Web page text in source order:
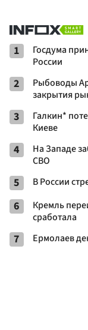
1
Госдума
России
2
Рыбоводы
закрытия
3
Галкин*
Киеве
4
На Западе
СВО
5 В России
6
Кремль
сработала
7 Ермолаев